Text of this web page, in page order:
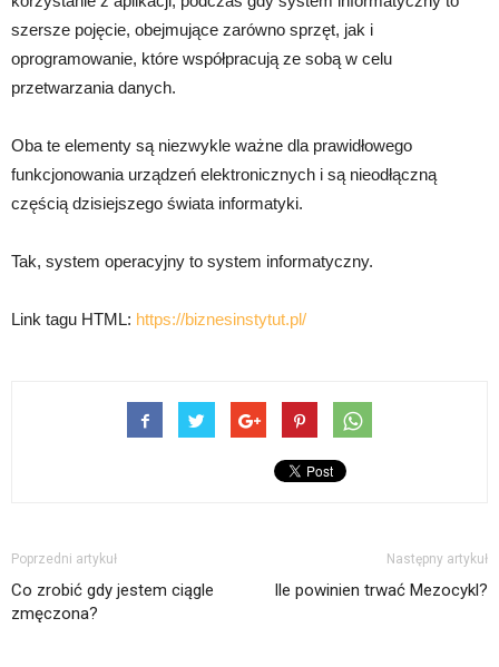
szersze pojęcie, obejmujące zarówno sprzęt, jak i
oprogramowanie, które współpracują ze sobą w celu
przetwarzania danych.
Oba te elementy są niezwykle ważne dla prawidłowego
funkcjonowania urządzeń elektronicznych i są nieodłączną
częścią dzisiejszego świata informatyki.
Tak, system operacyjny to system informatyczny.
Link tagu HTML: https://biznesinstytut.pl/
Poprzedni artykuł
Co zrobić gdy jestem ciągle
zmęczona?
Następny artykuł
Ile powinien trwać Mezocykl?